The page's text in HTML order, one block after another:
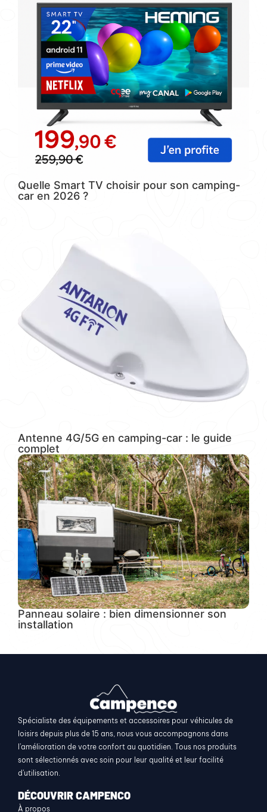
Quelle Smart TV choisir pour son camping-
car en 2026 ?
Antenne 4G/5G en camping-car : le guide
complet
Panneau solaire : bien dimensionner son
installation
Spécialiste des équipements et accessoires pour véhicules de
loisirs depuis plus de 15 ans, nous vous accompagnons dans
l’amélioration de votre confort au quotidien. Tous nos produits
sont sélectionnés avec soin pour leur qualité et leur facilité
d’utilisation.
DÉCOUVRIR CAMPENCO
À propos